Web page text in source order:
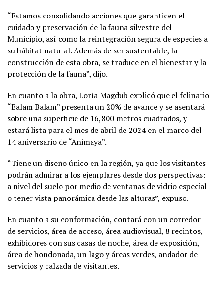
“Estamos consolidando acciones que garanticen el
cuidado y preservación de la fauna silvestre del
Municipio, así como la reintegración segura de especies a
su hábitat natural. Además de ser sustentable, la
construcción de esta obra, se traduce en el bienestar y la
protección de la fauna”, dijo.
En cuanto a la obra, Loría Magdub explicó que el felinario
“Balam Balam” presenta un 20% de avance y se asentará
sobre una superficie de 16,800 metros cuadrados, y
estará lista para el mes de abril de 2024 en el marco del
14 aniversario de “Animaya”.
“Tiene un diseño único en la región, ya que los visitantes
podrán admirar a los ejemplares desde dos perspectivas:
a nivel del suelo por medio de ventanas de vidrio especial
o tener vista panorámica desde las alturas”, expuso.
En cuanto a su conformación, contará con un corredor
de servicios, área de acceso, área audiovisual, 8 recintos,
exhibidores con sus casas de noche, área de exposición,
área de hondonada, un lago y áreas verdes, andador de
servicios y calzada de visitantes.